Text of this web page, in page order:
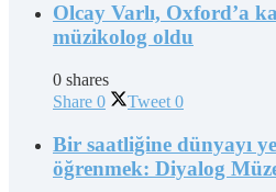
Olcay Varlı, Oxford’a
müzikolog oldu
0 shares
Share 0 Tweet 0
Bir saatliğine dünyayı
öğrenmek: Diyalog